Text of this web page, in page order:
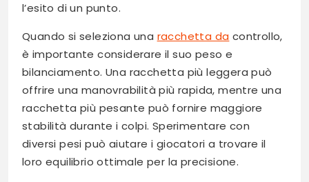
l’esito di un punto.
Quando si seleziona una racchetta da controllo,
è importante considerare il suo peso e
bilanciamento. Una racchetta più leggera può
offrire una manovrabilità più rapida, mentre una
racchetta più pesante può fornire maggiore
stabilità durante i colpi. Sperimentare con
diversi pesi può aiutare i giocatori a trovare il
loro equilibrio ottimale per la precisione.